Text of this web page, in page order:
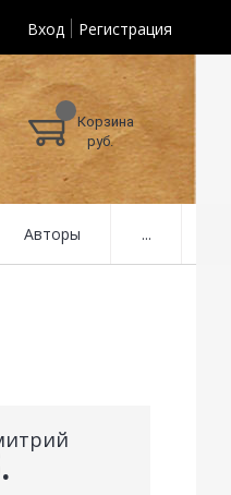
Вход Регистрация
Корзина
руб.
Авторы ...